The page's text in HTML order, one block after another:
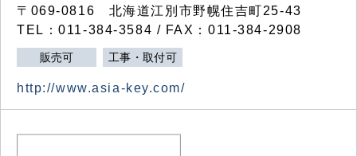
〒069-0816 北海道江別市野幌住吉町25-43
TEL：011-384-3584 / FAX：011-384-2908
販売可 工事・取付可
http://www.asia-key.com/